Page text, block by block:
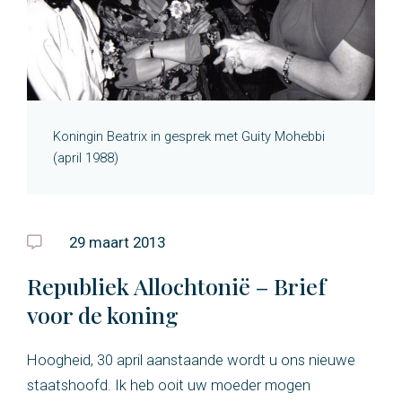
Koningin Beatrix in gesprek met Guity Mohebbi
(april 1988)
29 maart 2013
Republiek Allochtonië – Brief
voor de koning
Hoogheid, 30 april aanstaande wordt u ons nieuwe
staatshoofd. Ik heb ooit uw moeder mogen